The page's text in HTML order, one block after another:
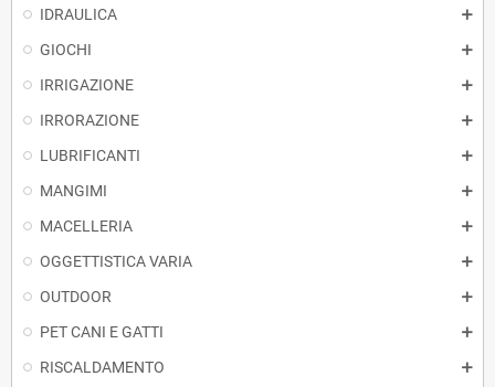
IDRAULICA
GIOCHI
IRRIGAZIONE
IRRORAZIONE
LUBRIFICANTI
MANGIMI
MACELLERIA
OGGETTISTICA VARIA
OUTDOOR
PET CANI E GATTI
RISCALDAMENTO